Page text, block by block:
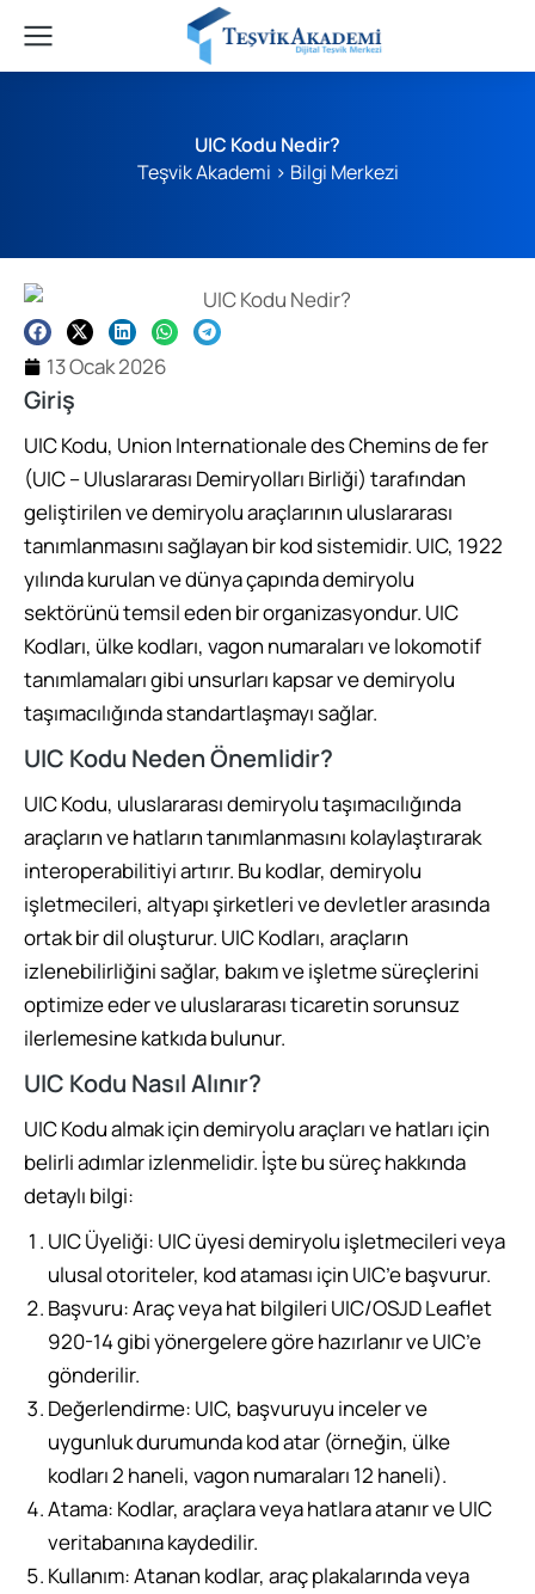
UIC Kodu Nedir?
Teşvik Akademi > Bilgi Merkezi
13 Ocak 2026
Giriş
UIC Kodu, Union Internationale des Chemins de fer
(UIC – Uluslararası Demiryolları Birliği) tarafından
geliştirilen ve demiryolu araçlarının uluslararası
tanımlanmasını sağlayan bir kod sistemidir. UIC, 1922
yılında kurulan ve dünya çapında demiryolu
sektörünü temsil eden bir organizasyondur. UIC
Kodları, ülke kodları, vagon numaraları ve lokomotif
tanımlamaları gibi unsurları kapsar ve demiryolu
taşımacılığında standartlaşmayı sağlar.
UIC Kodu Neden Önemlidir?
UIC Kodu, uluslararası demiryolu taşımacılığında
araçların ve hatların tanımlanmasını kolaylaştırarak
interoperabilitiyi artırır. Bu kodlar, demiryolu
işletmecileri, altyapı şirketleri ve devletler arasında
ortak bir dil oluşturur. UIC Kodları, araçların
izlenebilirliğini sağlar, bakım ve işletme süreçlerini
optimize eder ve uluslararası ticaretin sorunsuz
ilerlemesine katkıda bulunur.
UIC Kodu Nasıl Alınır?
UIC Kodu almak için demiryolu araçları ve hatları için
belirli adımlar izlenmelidir. İşte bu süreç hakkında
detaylı bilgi:
UIC Üyeliği: UIC üyesi demiryolu işletmecileri veya
ulusal otoriteler, kod ataması için UIC’e başvurur.
Başvuru: Araç veya hat bilgileri UIC/OSJD Leaflet
920-14 gibi yönergelere göre hazırlanır ve UIC’e
gönderilir.
Değerlendirme: UIC, başvuruyu inceler ve
uygunluk durumunda kod atar (örneğin, ülke
kodları 2 haneli, vagon numaraları 12 haneli).
Atama: Kodlar, araçlara veya hatlara atanır ve UIC
veritabanına kaydedilir.
Kullanım: Atanan kodlar, araç plakalarında veya